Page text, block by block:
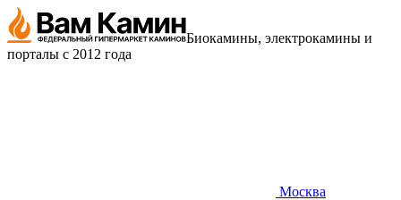
Биокамины, электрокамины и
порталы с 2012 года
Москва